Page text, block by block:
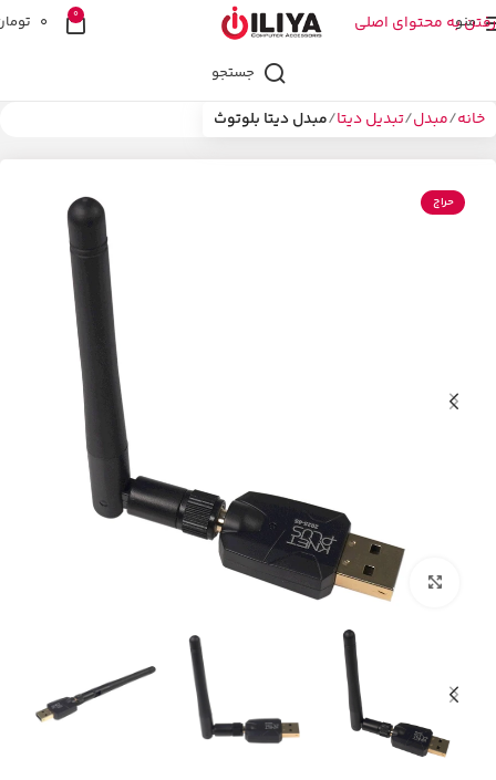
رفتن به محتوای اصلی
منو 0
0
جستجو
خانه مبدل تبدیل دیتا مبدل دیتا بلوتوث
حراج
بزرگنمایی تصویر